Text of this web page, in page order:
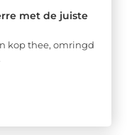
met de juiste
kop thee, omringd